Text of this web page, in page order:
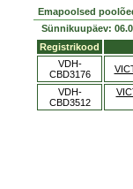
Emapoolsed
Sünnikuupäev:
Registrikood
VDH-
CBD3176
VDH-
CBD3512